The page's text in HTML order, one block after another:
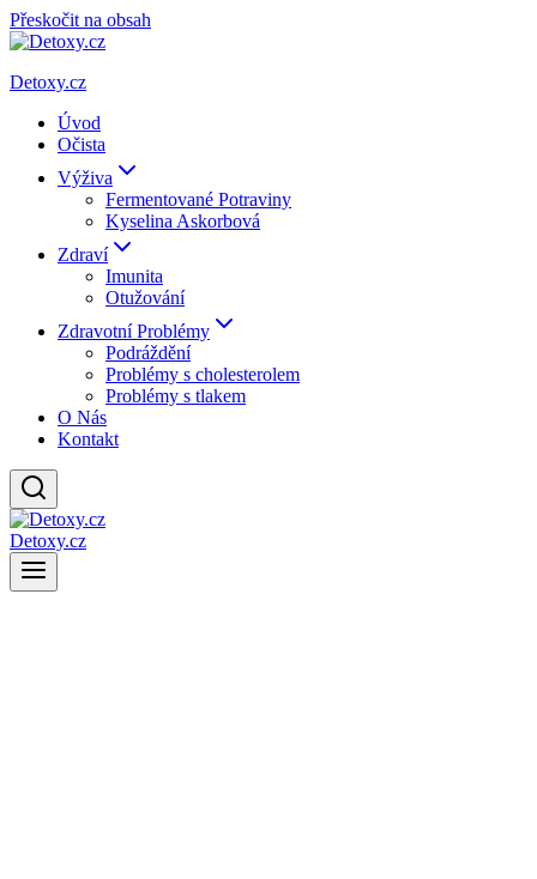
Přeskočit na obsah
Detoxy.cz
Úvod
Očista
Výživa
Fermentované Potraviny
Kyselina Askorbová
Zdraví
Imunita
Otužování
Zdravotní Problémy
Podráždění
Problémy s cholesterolem
Problémy s tlakem
O Nás
Kontakt
Detoxy.cz